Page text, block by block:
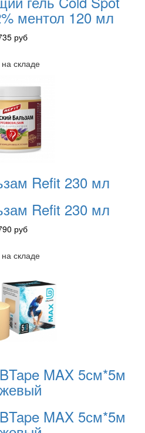
ментол 120 мл
руб
складе
Refit 230 мл
Refit 230 мл
руб
складе
MAX 5см*5м
MAX 5см*5м